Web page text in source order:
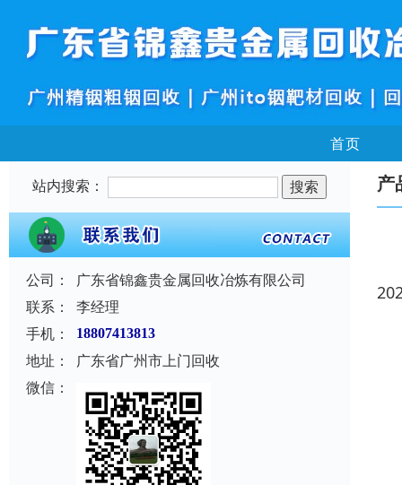
首页
站内搜索：
公司：
广东省锦鑫贵金属回收冶炼有限公司
联系：
李经理
手机：
18807413813
地址：
广东省广州市上门回收
微信：
产